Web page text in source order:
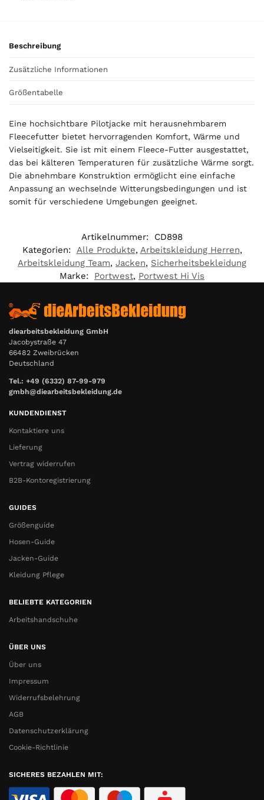
Beschreibung
Zusätzliche Informationen
Größentabelle
Eine hochsichtbare Pilotjacke mit herausnehmbarem
Fleecefutter bietet hervorragenden Komfort, Wärme und
Vielseitigkeit. Sie ist mit einem Fleece-Futter ausgestattet,
das bei kälteren Temperaturen für zusätzliche Wärme sorgt.
Die abnehmbare Konstruktion ermöglicht eine einfache
Anpassung an wechselnde Witterungsbedingungen und ist
somit für verschiedene Umgebungen geeignet.
Artikelnummer:
CD898
Kategorien: Alle Produkte, Arbeitskleidung Herren,
Arbeitskleidung Team, Jacken, Sicherheitsbekleidung
Marke:
Portwest, Portwest Hi Vis
diearbeitsbekleidung GmbH
Jacobystraße 47
66482 Zweibrücken
Deutschland
Tel.: +49 (6332) 87-99-979
gmbh@diearbeitsbekleidung.de
KUNDENDIENST
Kontaktiere uns
Lieferung
Vertrag widerrufen
B2B-Kontoregistrierung
GUIDES
Größenguide
Hosen-Guide
Jacken-Guide
Kleidung Pflege
BELIEBTE KATEGORIEN
Arbeitshandschuhe
ÜBER UNS
Über uns
Impressum
Widerrufsbelehrung
AGB
Datenschutzerklärung
Cookie-Richtlinie
SICHERES BEZAHLEN MIT: